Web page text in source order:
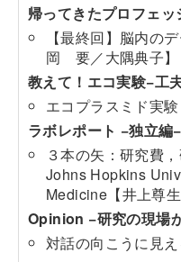
帰ってきたプロフェ
【最終回】脳内の
岡 要／大隅典子】
教えて！エコ実験−工
エコプラスミド実験
ラボレポート −独立編−
３本の矢：研究費
Johns Hopkins
Medicine【井上尊生
Opinion −研究の現場
対話の向こうに見